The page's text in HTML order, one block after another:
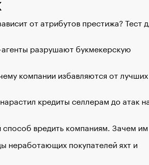
от атрибутов престижа? Тест
разрушают букмекерскую
компании избавляются от лучших
кредиты селлерам до атак
вредить компаниям. Зачем
неработающих покупателей яхт и